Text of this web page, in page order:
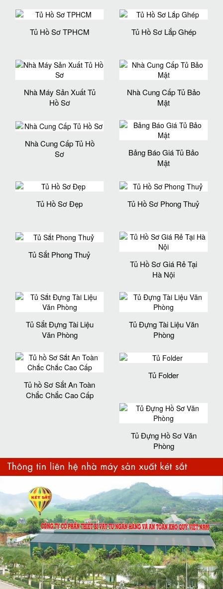
Tủ Hồ Sơ TPHCM Tủ Hồ Sơ Lắp Ghép
Nhà Máy Sản Xuất Tủ
Hồ Sơ
Nhà Cung Cấp Tủ Bảo
Mật
Nhà Cung Cấp Tủ Hồ
Sơ
Bảng Báo Giá Tủ Bảo
Mật
Tủ Hồ Sơ Đẹp Tủ Hồ Sơ Phong Thuỷ
Tủ Sắt Phong Thuỷ
Tủ Hồ Sơ Giá Rẻ Tại
Hà Nội
Tủ Sắt Đựng Tài Liệu
Văn Phòng
Tủ Đựng Tài Liệu Văn
Phòng
Tủ hồ Sơ Sắt An Toàn
Chắc Chắc Cao Cấp
Tủ Folder
Tủ Đựng Hồ Sơ Văn
Phòng